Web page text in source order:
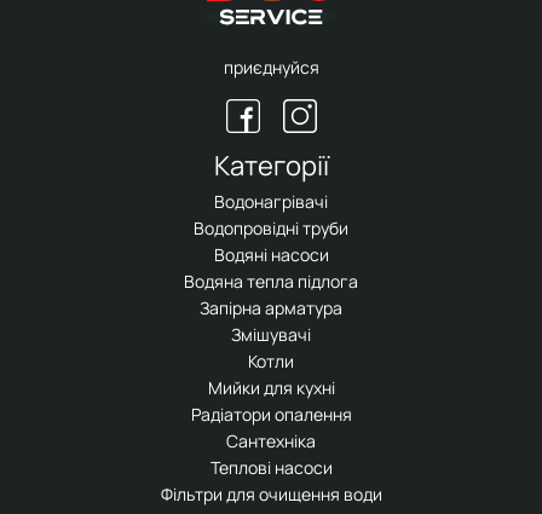
приєднуйся
Категорії
Водонагрівачі
Водопровідні труби
Водяні насоси
Водяна тепла підлога
Запірна арматура
Змішувачі
Котли
Мийки для кухні
Радіатори опалення
Сантехніка
Теплові насоси
Фільтри для очищення води